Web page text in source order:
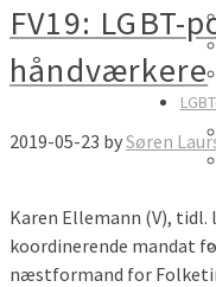
FV19: LGBT-
håndværkere
2019-05-23 bySøren
Karen Ellemann (V),
koordinerende mandat
næstformand for